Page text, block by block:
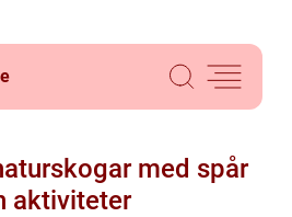
med spår
aktiviteter